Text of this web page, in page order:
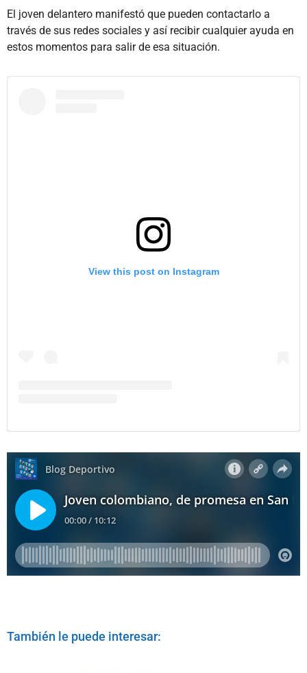
El joven delantero manifestó que pueden contactarlo a
través de sus redes sociales y así recibir cualquier ayuda en
estos momentos para salir de esa situación.
View this post on Instagram
También le puede interesar: